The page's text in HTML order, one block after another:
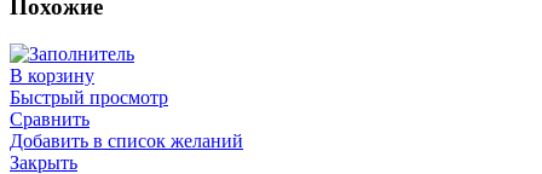
Похожие
В корзину
Быстрый просмотр
Сравнить
Добавить в список желаний
Закрыть